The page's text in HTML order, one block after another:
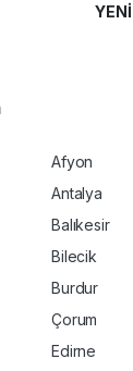
Afyon
Antalya
Balıkesir
Bilecik
Burdur
Çorum
Edirne